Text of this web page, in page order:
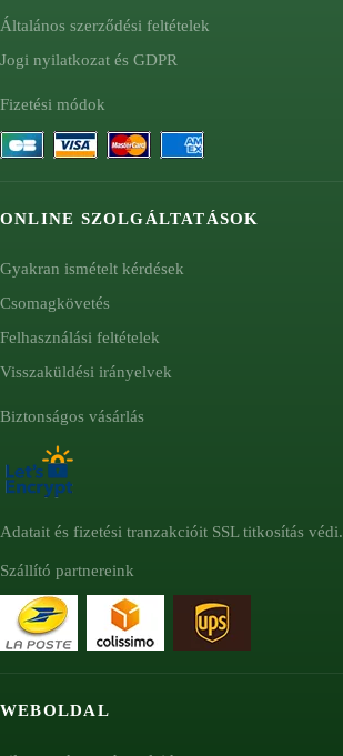
Általános szerződési feltételek
Jogi nyilatkozat és GDPR
Fizetési módok
ONLINE SZOLGÁLTATÁSOK
Gyakran ismételt kérdések
Csomagkövetés
Felhasználási feltételek
Visszaküldési irányelvek
Biztonságos vásárlás
Adatait és fizetési tranzakcióit SSL titkosítás védi.
Szállító partnereink
WEBOLDAL